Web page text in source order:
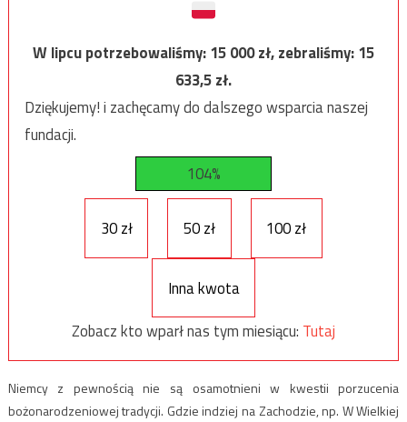
W lipcu potrzebowaliśmy:15 000zł, zebraliśmy:15
633,5zł.
Dziękujemy! i zachęcamy do dalszego wsparcia naszej
fundacji.
104%
30 zł 50 zł 100 zł
Inna kwota
Zobacz kto wparł nas tym miesiącu: Tutaj
Niemcy z pewnością nie są osamotnieni w kwestii porzucenia
bożonarodzeniowej tradycji. Gdzie indziej na Zachodzie, np. W Wielkiej